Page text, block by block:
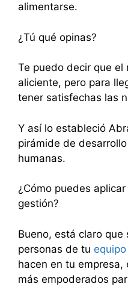
alimentarse.
¿Tú qué opinas?
Te puedo decir que el
aliciente, pero para
tener satisfechas las
Y así lo estableció
pirámide de
humanas.
¿Cómo puedes
gestión?
Bueno, está claro que
personas de tu
hacen en tu empresa,
más empoderados